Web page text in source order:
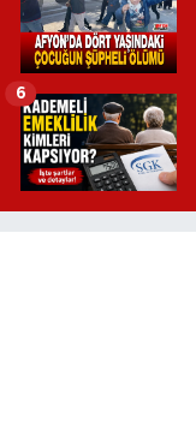
6